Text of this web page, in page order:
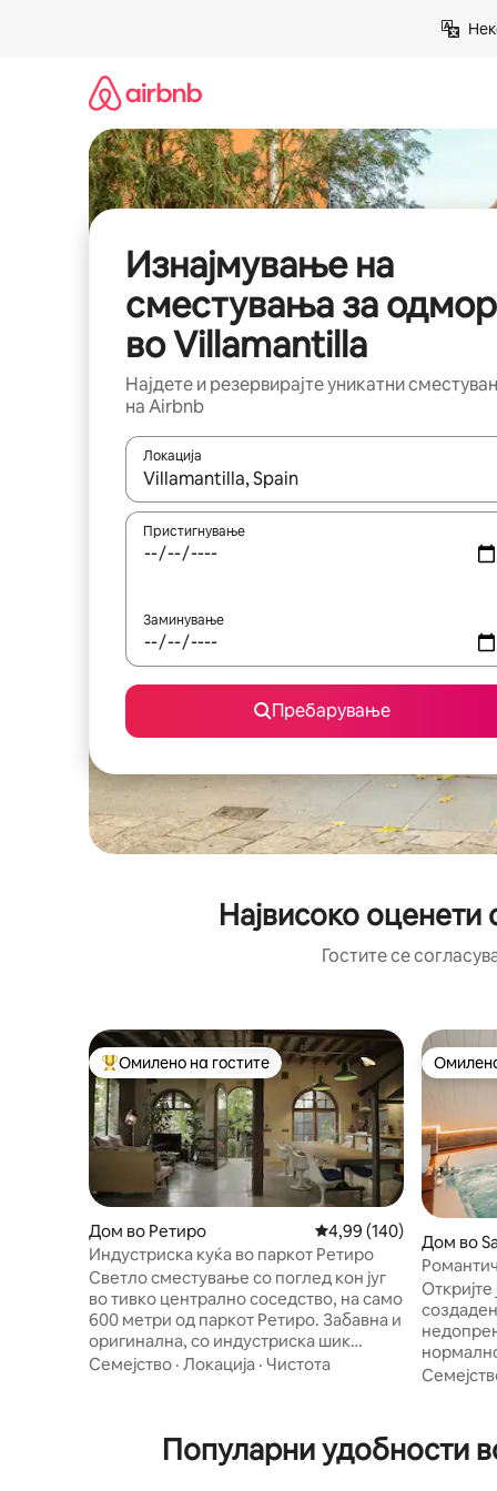
Изнајмување на
сместувања за одмор
во Villamantilla
Најдете и резервирајте уникатни
на Airbnb
Локација
Кога резултатите се достапни, движете се со
Пристигнување
Заминување
Пребарување
Највисоко
Гостите се
Меѓу најуспешните „Омилени на гостите“
Омилено на гостите
Дом во Ретиро Просечна оцена: 4,99
4,99 (140)
Индустриска куќа во паркот Ретиро
Светло сместување со поглед кон југ
во тивко централно соседство, на само
600 метри од паркот Ретиро. Забавна и
оригинална, со индустриска шик
атмосфера, оваа куќа од 160 м² има
отворен план, трпезарија и дневен
простор (околу 70 м²), со подно
Семејство · Локација · Чистота
Дом во
esias
џакузи и
создадено
заедно
Популарни удобности